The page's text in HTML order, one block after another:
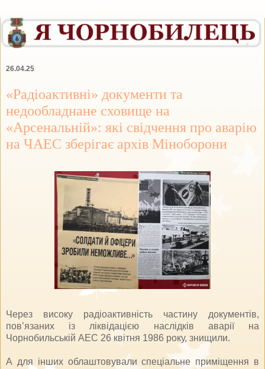
26.04.25
«Радіоактивні» документи та
недообладнане сховище на
«Арсенальній»: які свідчення про аварію
на ЧАЕС зберігає архів Міноборони
Через високу радіоактивність частину документів,
пов’язаних із ліквідацією наслідків аварії на
Чорнобильській АЕС 26 квітня 1986 року, знищили.
А для інших облаштовували спеціальне приміщення в